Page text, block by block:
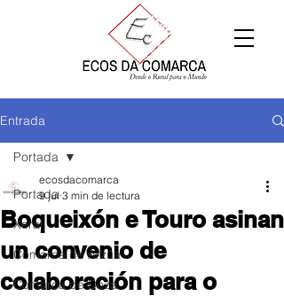
Entrada
Portada
Xeral
Comarca de Arzúa
Comarca de Deza
Portada
Boqueixón e Touro asinan
un convenio de
colaboración para o
ecosdacomarca
9 jul 3 min de lectura